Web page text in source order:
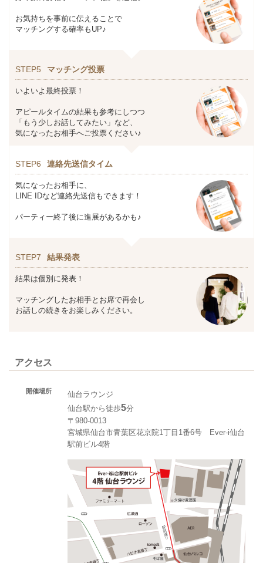
お気持ちを事前に伝えることで
マッチングする確率もUP♪
STEP5 マッチング投票
いよいよ最終投票！
アピールタイムの結果も参考にしつつ
「もう少しお話してみたい」など、
気になったお相手へご投票ください♪
STEP6 連絡先送信タイム
気になったお相手に、
LINE IDなど連絡先送信もできます！
パーティー終了後に進展があるかも♪
STEP7 結果発表
結果は個別に発表！
マッチングしたお相手とお席で再会し
お話しの続きをお楽しみください。
アクセス
開催場所
仙台ラウンジ
仙台駅から徒歩5分
〒980-0013
宮城県仙台市青葉区花京院1丁目1番6号 Ever-i仙台
駅前ビル4階